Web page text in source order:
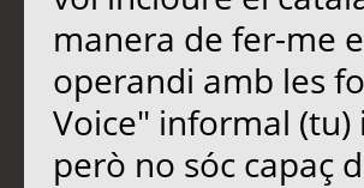
manera de fer-me
operandi amb les
Voice" informal
però no sóc capaç